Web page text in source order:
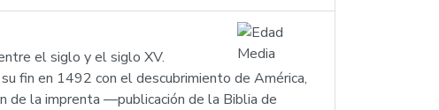
el siglo y el siglo XV.
fin en 1492 con el descubrimiento de América,
de la imprenta —publicación de la Biblia de